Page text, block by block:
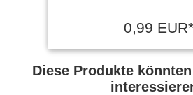
0,99 EUR*
Diese Produkte